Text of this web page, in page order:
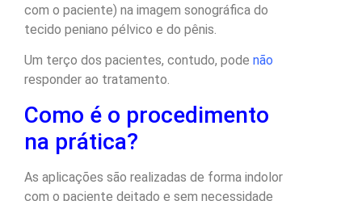
com o paciente) na imagem sonográfica do
tecido peniano pélvico e do pênis.
Um terço dos pacientes, contudo, pode não
responder ao tratamento.
Como é o procedimento
na prática?
As aplicações são realizadas de forma indolor
com o paciente deitado e sem necessidade